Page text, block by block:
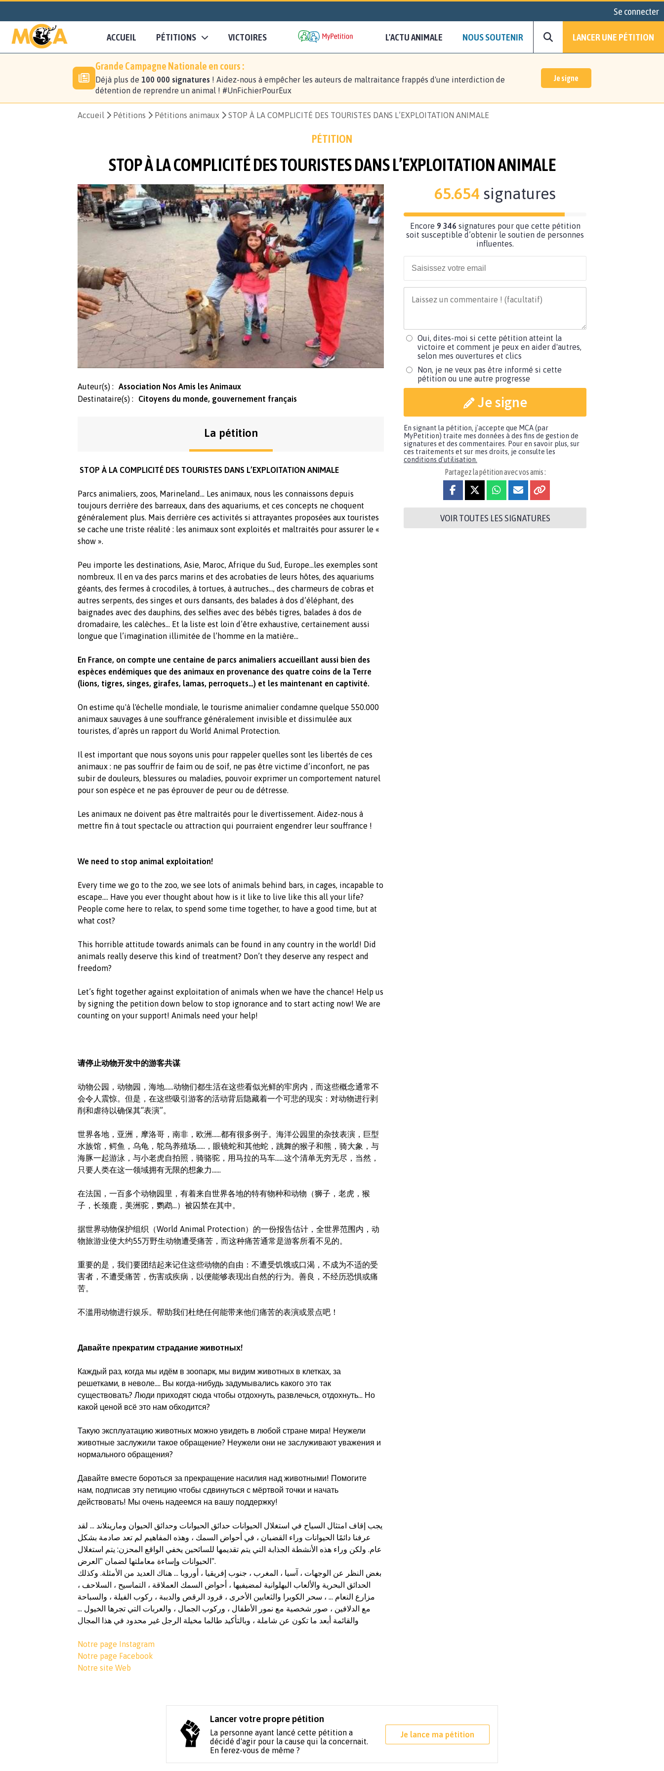
Se connecter
ACCUEIL PÉTITIONS VICTOIRES L'ACTU ANIMALE NOUS SOUTENIR LANCER UNE PÉTITION
Grande Campagne Nationale en cours :
Déjà plus de 100 000 signatures ! Aidez-nous à empêcher les auteurs de maltraitance frappés d'une interdiction de
détention de reprendre un animal ! #UnFichierPourEux
Je signe
Accueil Pétitions Pétitions animaux STOP À LA COMPLICITÉ DES TOURISTES DANS L’EXPLOITATION ANIMALE
PÉTITION
STOP À LA COMPLICITÉ DES TOURISTES DANS L’EXPLOITATION ANIMALE
Auteur(s) :
Association Nos Amis les Animaux
Destinataire(s) :
Citoyens du monde, gouvernement français
La pétition
STOP À LA COMPLICITÉ DES TOURISTES DANS L’EXPLOITATION ANIMALE
Parcs animaliers, zoos, Marineland… Les animaux, nous les connaissons depuis
toujours derrière des barreaux, dans des aquariums, et ces concepts ne choquent
généralement plus. Mais derrière ces activités si attrayantes proposées aux touristes
se cache une triste réalité : les animaux sont exploités et maltraités pour assurer le «
show ».
Peu importe les destinations, Asie, Maroc, Afrique du Sud, Europe…les exemples sont
nombreux. Il en va des parcs marins et des acrobaties de leurs hôtes, des aquariums
géants, des fermes à crocodiles, à tortues, à autruches…, des charmeurs de cobras et
autres serpents, des singes et ours dansants, des balades à dos d’éléphant, des
baignades avec des dauphins, des selfies avec des bébés tigres, balades à dos de
dromadaire, les calèches… Et la liste est loin d’être exhaustive, certainement aussi
longue que l’imagination illimitée de l’homme en la matière…
En France, on compte une centaine de parcs animaliers accueillant aussi bien des
espèces endémiques que des animaux en provenance des quatre coins de la Terre
(lions, tigres, singes, girafes, lamas, perroquets…) et les maintenant en captivité.
On estime qu'à l'échelle mondiale, le tourisme animalier condamne quelque 550.000
animaux sauvages à une souffrance généralement invisible et dissimulée aux
touristes, d’après un rapport du World Animal Protection.
Il est important que nous soyons unis pour rappeler quelles sont les libertés de ces
animaux : ne pas souffrir de faim ou de soif, ne pas être victime d’inconfort, ne pas
subir de douleurs, blessures ou maladies, pouvoir exprimer un comportement naturel
pour son espèce et ne pas éprouver de peur ou de détresse.
Les animaux ne doivent pas être maltraités pour le divertissement. Aidez-nous à
mettre fin à tout spectacle ou attraction qui pourraient engendrer leur souffrance !
We need to stop animal exploitation!
Every time we go to the zoo, we see lots of animals behind bars, in cages, incapable to
escape…. Have you ever thought about how is it like to live like this all your life?
People come here to relax, to spend some time together, to have a good time, but at
what cost?
This horrible attitude towards animals can be found in any country in the world! Did
animals really deserve this kind of treatment? Don’t they deserve any respect and
freedom?
Let’s fight together against exploitation of animals when we have the chance! Help us
by signing the petition down below to stop ignorance and to start acting now! We are
counting on your support! Animals need your help!
请停止动物开发中的游客共谋
动物公园，动物园，海地……动物们都生活在这些看似光鲜的牢房内，而这些概念通常不
会令人震惊。但是，在这些吸引游客的活动背后隐藏着一个可悲的现实：对动物进行剥
削和虐待以确保其“表演”。
世界各地，亚洲，摩洛哥，南非，欧洲……都有很多例子。海洋公园里的杂技表演，巨型
水族馆，鳄鱼，乌龟，鸵鸟养殖场……，眼镜蛇和其他蛇，跳舞的猴子和熊，骑大象，与
海豚一起游泳，与小老虎自拍照，骑骆驼，用马拉的马车……这个清单无穷无尽，当然，
只要人类在这一领域拥有无限的想象力……
在法国，一百多个动物园里，有着来自世界各地的特有物种和动物（狮子，老虎，猴
子，长颈鹿，美洲驼，鹦鹉...）被囚禁在其中。
据世界动物保护组织（World Animal Protection）的一份报告估计，全世界范围内，动
物旅游业使大约55万野生动物遭受痛苦，而这种痛苦通常是游客所看不见的。
重要的是，我们要团结起来记住这些动物的自由：不遭受饥饿或口渴，不成为不适的受
害者，不遭受痛苦，伤害或疾病，以便能够表现出自然的行为。善良，不经历恐惧或痛
苦。
不滥用动物进行娱乐。帮助我们杜绝任何能带来他们痛苦的表演或景点吧！
Давайте прекратим страдание животных!
Каждый раз, когда мы идём в зоопарк, мы видим животных в клетках, за
решетками, в неволе…. Вы когда-нибудь задумывались какого это так
существовать? Люди приходят сюда чтобы отдохнуть, развлечься, отдохнуть… Но
какой ценой всё это нам обходится?
Такую эксплуатацию животных можно увидеть в любой стране мира! Неужели
животные заслужили такое обращение? Неужели они не заслуживают уважения и
нормального обращения?
Давайте вместе бороться за прекращение насилия над животными! Помогите
нам, подписав эту петицию чтобы сдвинуться с мёртвой точки и начать
действовать! Мы очень надеемся на вашу поддержку!
يجب إقاف امتثال السياح في استغلال الحيوانات حدائق الحيوانات وحدائق الحيوان ومارينلاند ... لقد
عرفنا دائمًا الحيوانات وراء القضبان ، في أحواض السمك ، وهذه المفاهيم لم تعد صادمة بشكل
عام. ولكن وراء هذه الأنشطة الجذابة التي يتم تقديمها للسائحين يخفي الواقع المحزن: يتم استغلال
الحيوانات وإساءة معاملتها لضمان "العرض".
بغض النظر عن الوجهات ، آسيا ، المغرب ، جنوب إفريقيا ، أوروبا ... هناك العديد من الأمثلة. وكذلك
الحدائق البحرية والألعاب البهلوانية لمضيفيها ، أحواض السمك العملاقة ، التماسيح ، السلاحف ،
مزارع النعام ... ، سحر الكوبرا والثعابين الأخرى ، قرود الرقص والدببة ، ركوب الفيلة ، والسباحة
مع الدلافين ، صور شخصية مع نمور الأطفال ، وركوب الجمال ، والعربات التي تجرها الخيول ...
والقائمة أبعد ما تكون عن شاملة ، وبالتأكيد طالما مخيلة الرجل غير محدود في هذا المجال
Notre page Instagram
Notre page Facebook
Notre site Web
65.654 signatures
Encore 9 346 signatures pour que cette pétition
soit susceptible d’obtenir le soutien de personnes
influentes.
Oui, dites-moi si cette pétition atteint la
victoire et comment je peux en aider d'autres,
selon mes ouvertures et clics
Non, je ne veux pas être informé si cette
pétition ou une autre progresse
Je signe
En signant la pétition, j'accepte que MCA (par
MyPetition) traite mes données à des fins de gestion de
signatures et des commentaires. Pour en savoir plus, sur
ces traitements et sur mes droits, je consulte les
conditions d'utilisation.
Partagez la pétition avec vos amis :
VOIR TOUTES LES SIGNATURES
Lancer votre propre pétition
La personne ayant lancé cette pétition a
décidé d'agir pour la cause qui la concernait.
En ferez-vous de même ?
Je lance ma pétition